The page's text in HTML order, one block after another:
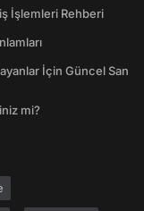
İşlemleri Rehberi
İçin Güncel San
mi?